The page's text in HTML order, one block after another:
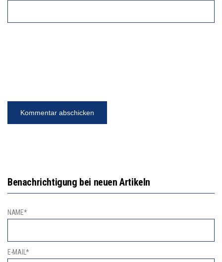
Benachrichtigung bei neuen Artikeln
NAME*
E-MAIL*